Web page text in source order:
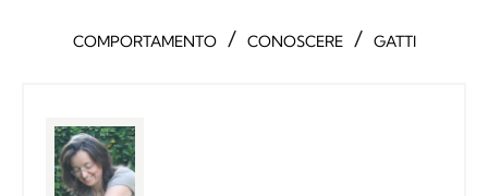
COMPORTAMENTO / CONOSCERE / GATTI